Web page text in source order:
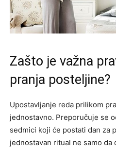
Zašto je važna
pranja posteljine?
Upostavljanje reda prilikom
jednostavno. Preporučuje se
sedmici koji će postati dan za
jednostavan ritual ne samo da